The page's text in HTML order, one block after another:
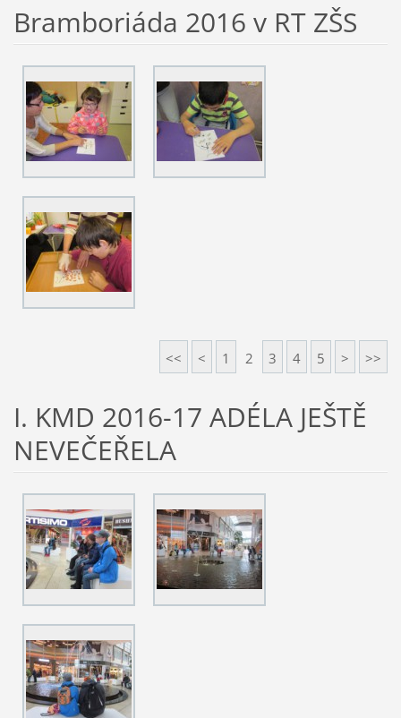
Bramboriáda 2016 v RT ZŠS
<< < 1 2 3 4 5 > >>
I. KMD 2016-17 ADÉLA JEŠTĚ
NEVEČEŘELA